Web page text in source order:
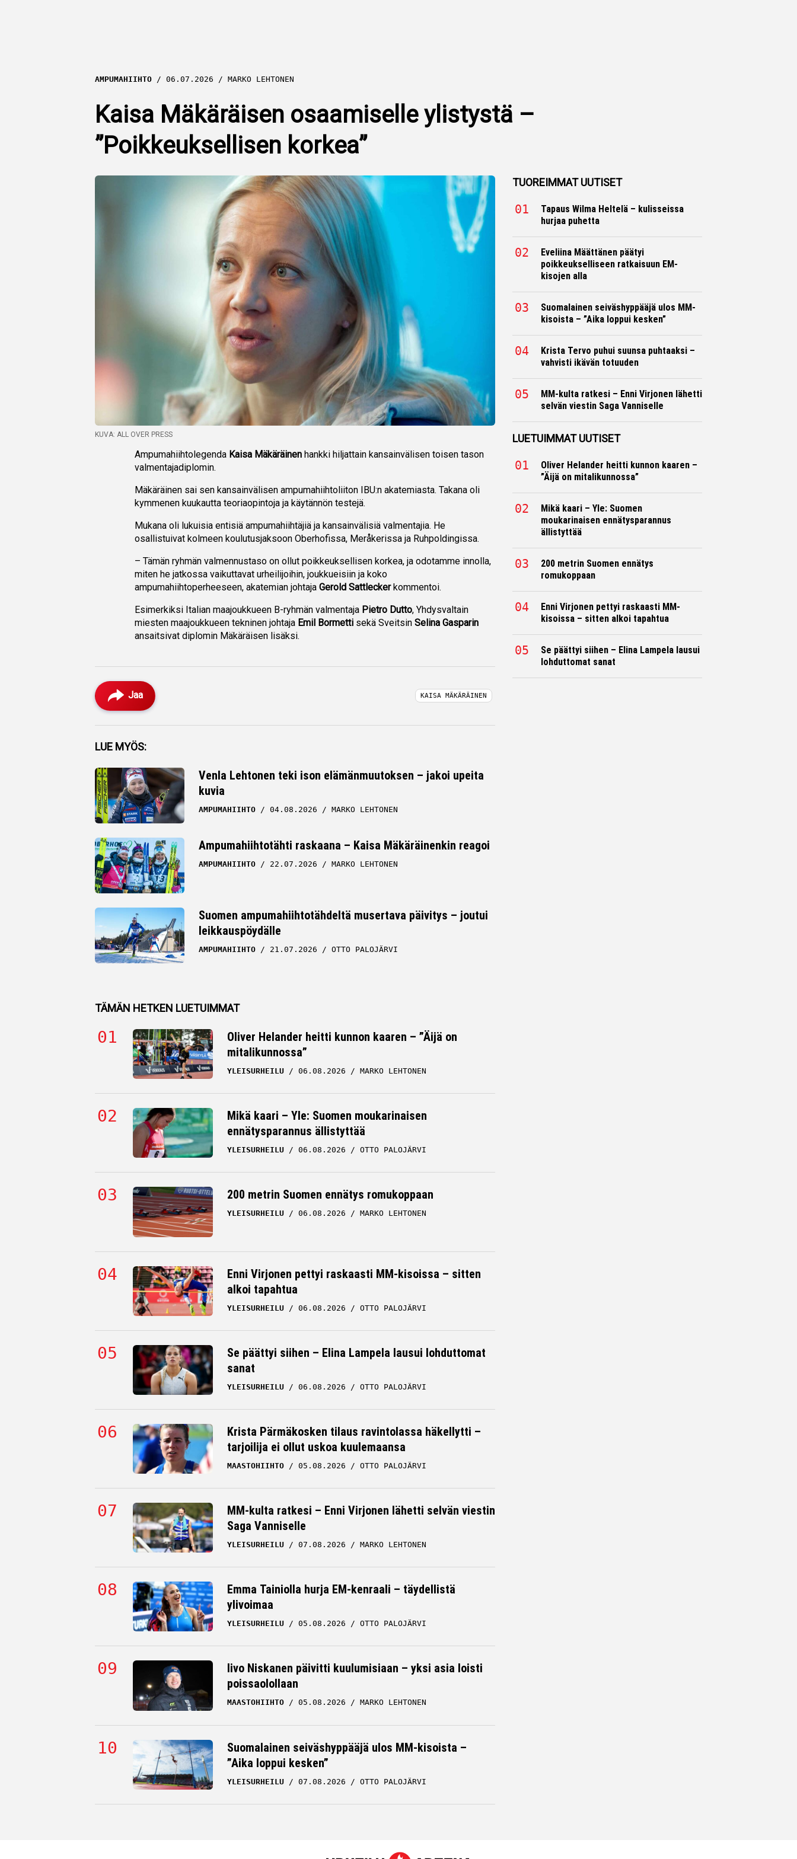
AMPUMAHIIHTO 06.07.2026 MARKO LEHTONEN
Kaisa Mäkäräisen osaamiselle ylistystä –
”Poikkeuksellisen korkea”
KUVA: ALL OVER PRESS
Ampumahiihtolegenda Kaisa Mäkäräinen hankki hiljattain kansainvälisen toisen tason
valmentajadiplomin.
Mäkäräinen sai sen kansainvälisen ampumahiihtoliiton IBU:n akatemiasta. Takana oli
kymmenen kuukautta teoriaopintoja ja käytännön testejä.
Mukana oli lukuisia entisiä ampumahiihtäjiä ja kansainvälisiä valmentajia. He
osallistuivat kolmeen koulutusjaksoon Oberhofissa, Meråkerissa ja Ruhpoldingissa.
– Tämän ryhmän valmennustaso on ollut poikkeuksellisen korkea, ja odotamme innolla,
miten he jatkossa vaikuttavat urheilijoihin, joukkueisiin ja koko
ampumahiihtoperheeseen, akatemian johtajaGerold Sattleckerkommentoi.
Esimerkiksi Italian maajoukkueen B-ryhmän valmentaja Pietro Dutto, Yhdysvaltain
miesten maajoukkueen tekninen johtaja Emil Bormetti sekä SveitsinSelina Gasparin
ansaitsivat diplomin Mäkäräisen lisäksi.
Jaa
Facebook
Twitter
Whatsapp
KAISA MÄKÄRÄINEN
LUE MYÖS:
Venla Lehtonen teki ison elämänmuutoksen – jakoi upeita
kuvia
AMPUMAHIIHTO 04.08.2026 MARKO LEHTONEN
Ampumahiihtotähti raskaana – Kaisa Mäkäräinenkin reagoi
AMPUMAHIIHTO 22.07.2026 MARKO LEHTONEN
Suomen ampumahiihtotähdeltä musertava päivitys – joutui
leikkauspöydälle
AMPUMAHIIHTO 21.07.2026 OTTO PALOJÄRVI
TÄMÄN HETKEN LUETUIMMAT
Oliver Helander heitti kunnon kaaren – ”Äijä on
mitalikunnossa”
YLEISURHEILU 06.08.2026 MARKO LEHTONEN
Mikä kaari – Yle: Suomen moukarinaisen
ennätysparannus ällistyttää
YLEISURHEILU 06.08.2026 OTTO PALOJÄRVI
200 metrin Suomen ennätys romukoppaan
YLEISURHEILU 06.08.2026 MARKO LEHTONEN
Enni Virjonen pettyi raskaasti MM-kisoissa – sitten
alkoi tapahtua
YLEISURHEILU 06.08.2026 OTTO PALOJÄRVI
Se päättyi siihen – Elina Lampela lausui lohduttomat
sanat
YLEISURHEILU 06.08.2026 OTTO PALOJÄRVI
Krista Pärmäkosken tilaus ravintolassa häkellytti –
tarjoilija ei ollut uskoa kuulemaansa
MAASTOHIIHTO 05.08.2026 OTTO PALOJÄRVI
MM-kulta ratkesi – Enni Virjonen lähetti selvän viestin
Saga Vanniselle
YLEISURHEILU 07.08.2026 MARKO LEHTONEN
Emma Tainiolla hurja EM-kenraali – täydellistä
ylivoimaa
YLEISURHEILU 05.08.2026 OTTO PALOJÄRVI
Iivo Niskanen päivitti kuulumisiaan – yksi asia loisti
poissaolollaan
MAASTOHIIHTO 05.08.2026 MARKO LEHTONEN
Suomalainen seiväshyppääjä ulos MM-kisoista –
”Aika loppui kesken”
YLEISURHEILU 07.08.2026 OTTO PALOJÄRVI
TUOREIMMAT UUTISET
Tapaus Wilma Heltelä – kulisseissa
hurjaa puhetta
Eveliina Määttänen päätyi
poikkeukselliseen ratkaisuun EM-
kisojen alla
Suomalainen seiväshyppääjä ulos MM-
kisoista – ”Aika loppui kesken”
Krista Tervo puhui suunsa puhtaaksi –
vahvisti ikävän totuuden
MM-kulta ratkesi – Enni Virjonen lähetti
selvän viestin Saga Vanniselle
LUETUIMMAT UUTISET
Oliver Helander heitti kunnon kaaren –
”Äijä on mitalikunnossa”
Mikä kaari – Yle: Suomen
moukarinaisen ennätysparannus
ällistyttää
200 metrin Suomen ennätys
romukoppaan
Enni Virjonen pettyi raskaasti MM-
kisoissa – sitten alkoi tapahtua
Se päättyi siihen – Elina Lampela lausui
lohduttomat sanat